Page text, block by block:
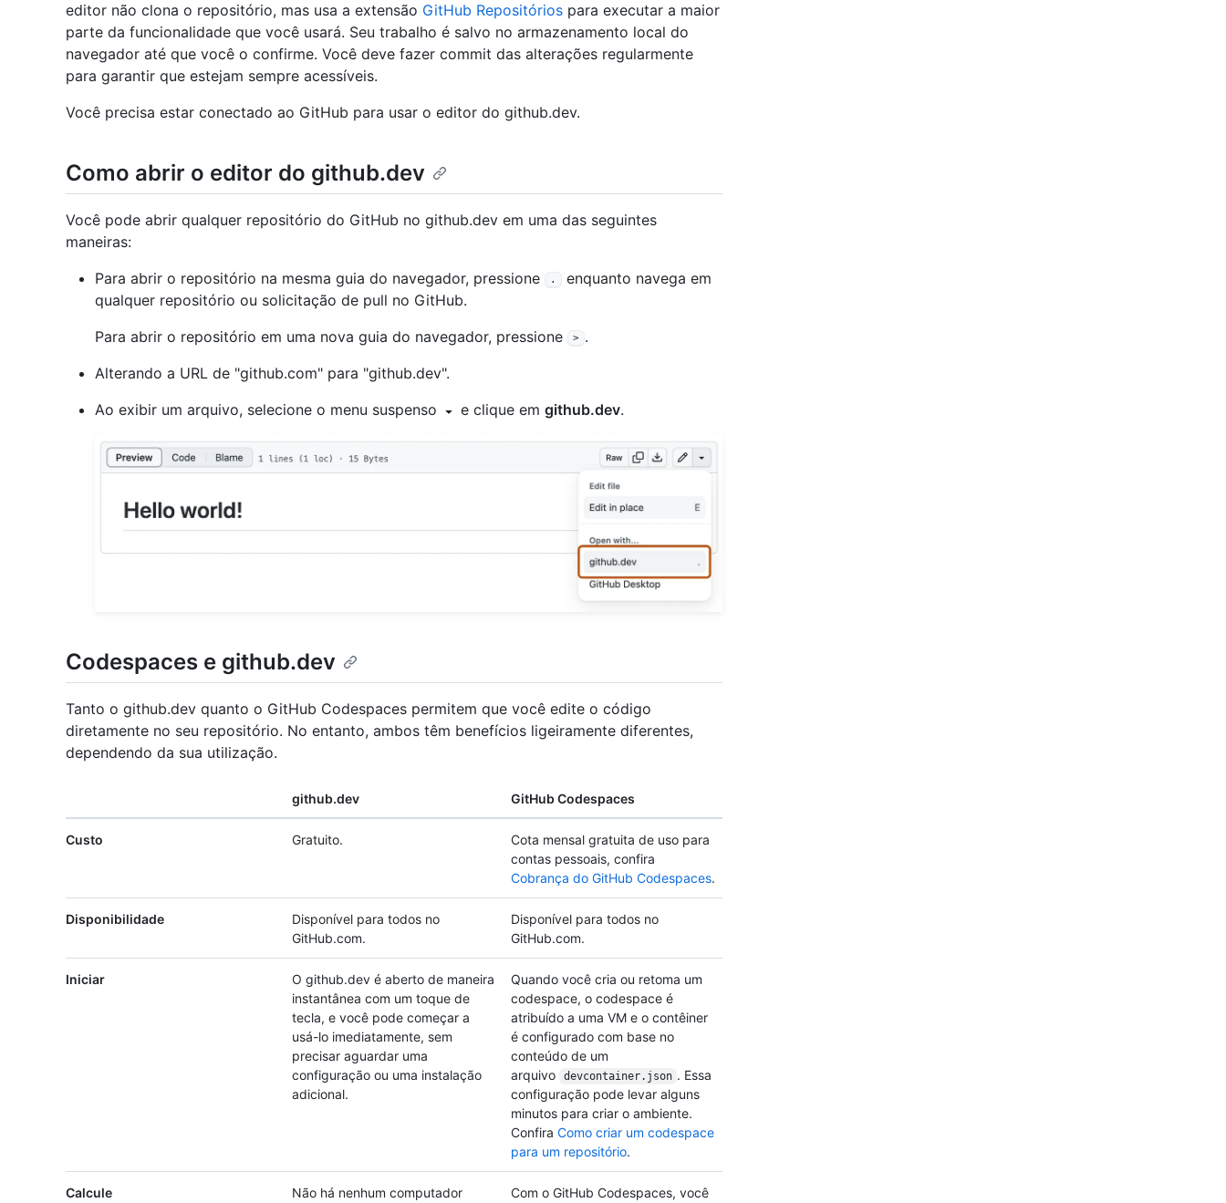
editor não clona o repositório, mas usa a extensão GitHub Repositórios para executar a maior
parte da funcionalidade que você usará. Seu trabalho é salvo no armazenamento local do
navegador até que você o confirme. Você deve fazer commit das alterações regularmente
para garantir que estejam sempre acessíveis.
Você precisa estar conectado ao GitHub para usar o editor do github.dev.
Como abrir o editor do github.dev
Você pode abrir qualquer repositório do GitHub no github.dev em uma das seguintes
maneiras:
Para abrir o repositório na mesma guia do navegador, pressione
.
enquanto navega em
qualquer repositório ou solicitação de pull no GitHub.
Para abrir o repositório em uma nova guia do navegador, pressione
> .
Alterando a URL de "github.com" para "github.dev".
Ao exibir um arquivo, selecione o menu suspenso
e clique em github.dev.
Codespaces e github.dev
Tanto o github.dev quanto o GitHub Codespaces permitem que você edite o código
diretamente no seu repositório. No entanto, ambos têm benefícios ligeiramente diferentes,
dependendo da sua utilização.
github.dev GitHub Codespaces
Custo Gratuito.
Cota mensal gratuita de uso para
contas pessoais, confira
Cobrança do GitHub Codespaces.
Disponibilidade
Disponível para todos no
GitHub.com.
Disponível para todos no
GitHub.com.
Iniciar
O github.dev é aberto de maneira
instantânea com um toque de
tecla, e você pode começar a
usá-lo imediatamente, sem
precisar aguardar uma
configuração ou uma instalação
adicional.
Quando você cria ou retoma um
codespace, o codespace é
atribuído a uma VM e o contêiner
é configurado com base no
conteúdo de um
arquivo
devcontainer.json . Essa
configuração pode levar alguns
minutos para criar o ambiente.
Confira Como criar um codespace
para um repositório.
Calcule
Não há nenhum computador
Com o GitHub Codespaces, você